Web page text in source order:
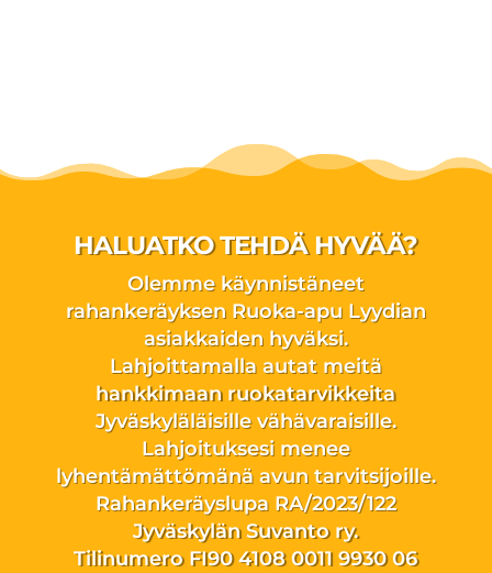
HALUATKO TEHDÄ HYVÄÄ?
Olemme käynnistäneet
rahankeräyksen Ruoka-apu Lyydian
asiakkaiden hyväksi.
Lahjoittamalla autat meitä
hankkimaan ruokatarvikkeita
Jyväskyläläisille vähävaraisille.
Lahjoituksesi menee
lyhentämättömänä avun tarvitsijoille.
Rahankeräyslupa RA/2023/122
Jyväskylän Suvanto ry.
Tilinumero FI90 4108 0011 9930 06